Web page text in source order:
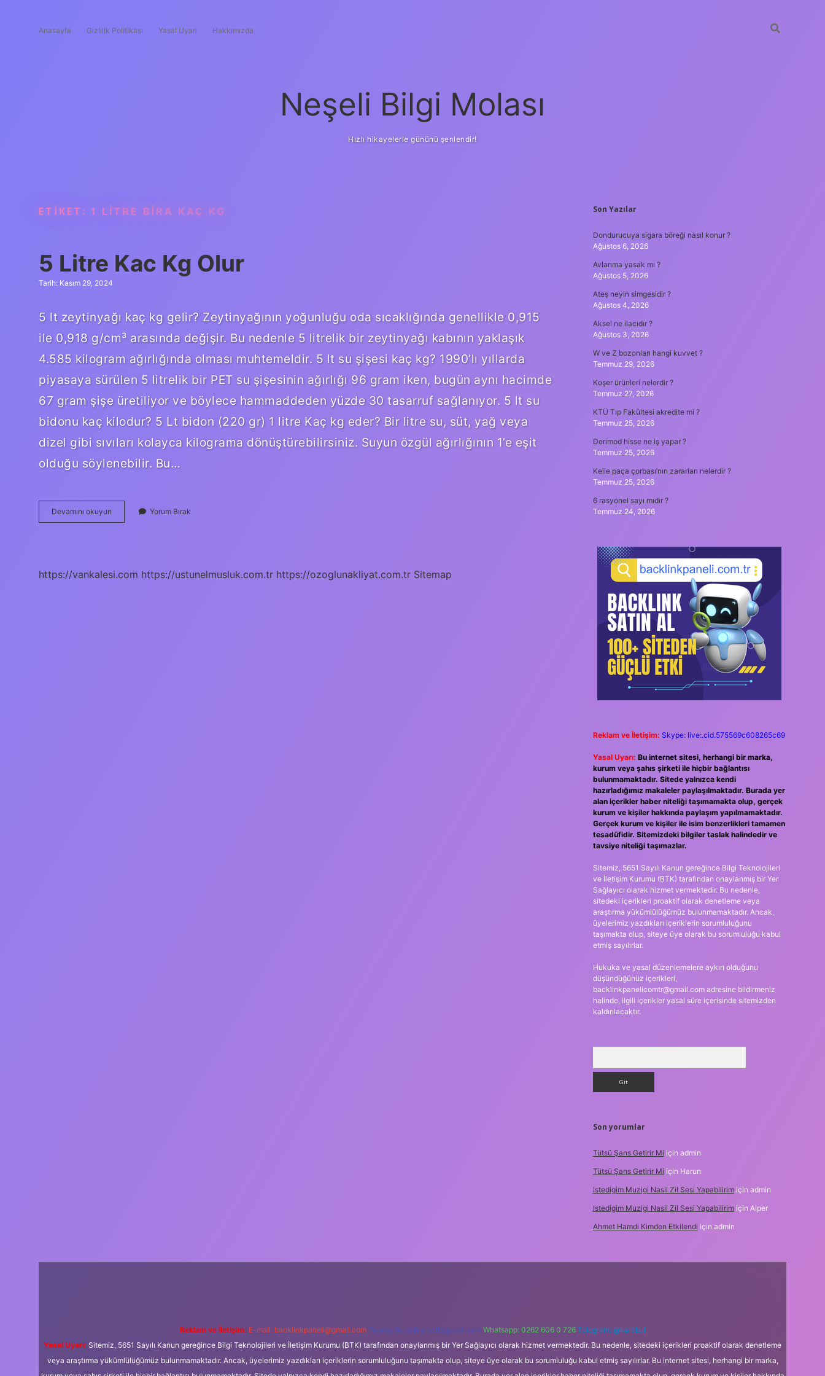
Anasayfa Gizlilik Politikası Yasal Uyarı Hakkımızda
Neşeli Bilgi Molası
Hızlı hikayelerle gününü şenlendir!
ETIKET: 1 LITRE BIRA KAÇ KG
5 Litre Kac Kg Olur
Tarih: Kasım 29, 2024
5 lt zeytinyağı kaç kg gelir? Zeytinyağının yoğunluğu oda sıcaklığında genellikle 0,915
ile 0,918 g/cm³ arasında değişir. Bu nedenle 5 litrelik bir zeytinyağı kabının yaklaşık
4.585 kilogram ağırlığında olması muhtemeldir. 5 lt su şişesi kaç kg? 1990’lı yıllarda
piyasaya sürülen 5 litrelik bir PET su şişesinin ağırlığı 96 gram iken, bugün aynı hacimde
67 gram şişe üretiliyor ve böylece hammaddeden yüzde 30 tasarruf sağlanıyor. 5 lt su
bidonu kaç kilodur? 5 Lt bidon (220 gr) 1 litre Kaç kg eder? Bir litre su, süt, yağ veya
dizel gibi sıvıları kolayca kilograma dönüştürebilirsiniz. Suyun özgül ağırlığının 1’e eşit
olduğu söylenebilir. Bu…
Devamını okuyun
Litre
Yorum Bırak
https://vankalesi.com https://ustunelmusluk.com.tr https://ozoglunakliyat.com.tr Sitemap
SIDEBAR
Son Yazılar
Dondurucuya sigara böreği nasıl konur ?
Ağustos 6, 2026
Avlanma yasak mı ?
Ağustos 5, 2026
Ateş neyin simgesidir ?
Ağustos 4, 2026
Aksel ne ilacıdır ?
Ağustos 3, 2026
W ve Z bozonları hangi kuvvet ?
Temmuz 29, 2026
Koşer ürünleri nelerdir ?
Temmuz 27, 2026
KTÜ Tıp Fakültesi akredite mi ?
Temmuz 25, 2026
Derimod hisse ne iş yapar ?
Temmuz 25, 2026
Kelle paça çorbası’nın zararları nelerdir ?
Temmuz 25, 2026
6 rasyonel sayı mıdır ?
Temmuz 24, 2026
Reklam ve İletişim: Skype: live:.cid.575569c608265c69
Yasal Uyarı: Bu internet sitesi, herhangi bir marka,
kurum veya şahıs şirketi ile hiçbir bağlantısı
bulunmamaktadır. Sitede yalnızca kendi
hazırladığımız makaleler paylaşılmaktadır. Burada yer
alan içerikler haber niteliği taşımamakta olup, gerçek
kurum ve kişiler hakkında paylaşım yapılmamaktadır.
Gerçek kurum ve kişiler ile isim benzerlikleri tamamen
tesadüfidir. Sitemizdeki bilgiler taslak halindedir ve
tavsiye niteliği taşımazlar.
Sitemiz, 5651 Sayılı Kanun gereğince Bilgi Teknolojileri
ve İletişim Kurumu (BTK) tarafından onaylanmış bir Yer
Sağlayıcı olarak hizmet vermektedir. Bu nedenle,
sitedeki içerikleri proaktif olarak denetleme veya
araştırma yükümlülüğümüz bulunmamaktadır. Ancak,
üyelerimiz yazdıkları içeriklerin sorumluluğunu
taşımakta olup, siteye üye olarak bu sorumluluğu kabul
etmiş sayılırlar.
Hukuka ve yasal düzenlemelere aykırı olduğunu
düşündüğünüz içerikleri,
backlinkpanelicomtr@gmail.comadresine bildirmeniz
halinde, ilgili içerikler yasal süre içerisinde sitemizden
kaldırılacaktır.
Son yorumlar
Tütsü Şans Getirir Mi için admin
Tütsü Şans Getirir Mi için Harun
Istedigim Muzigi Nasil Zil Sesi Yapabilirimiçin admin
Istedigim Muzigi Nasil Zil Sesi Yapabilirimiçin Alper
Ahmet Hamdi Kimden Etkilendi için admin
Reklam ve İletişim: E-mail: backlinkpaneli@gmail.com Teams: forumhizmeti@gmail.com Whatsapp: 0262 606 0 726 Telegram: @karabul
Yasal Uyarı: Sitemiz, 5651 Sayılı Kanun gereğince Bilgi Teknolojileri ve İletişim Kurumu (BTK) tarafından onaylanmış bir Yer Sağlayıcı olarak hizmet vermektedir. Bu nedenle, sitedeki içerikleri proaktif olarak denetleme
veya araştırma yükümlülüğümüz bulunmamaktadır. Ancak, üyelerimiz yazdıkları içeriklerin sorumluluğunu taşımakta olup, siteye üye olarak bu sorumluluğu kabul etmiş sayılırlar. Bu internet sitesi, herhangi bir marka,